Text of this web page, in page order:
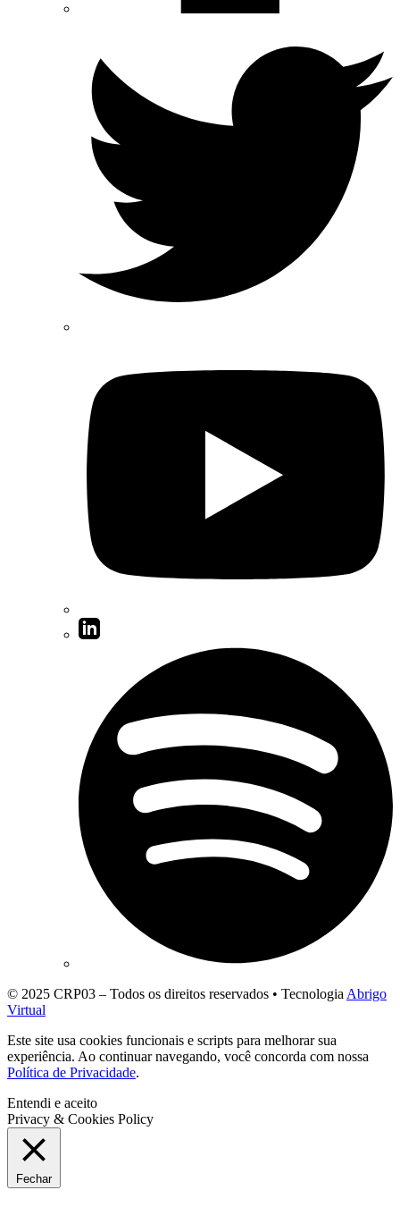
© 2025 CRP03 – Todos os direitos reservados • Tecnologia Abrigo
Virtual
Este site usa cookies funcionais e scripts para melhorar sua
experiência. Ao continuar navegando, você concorda com nossa
Política de Privacidade.
Entendi e aceito
Privacy & Cookies Policy
Fechar